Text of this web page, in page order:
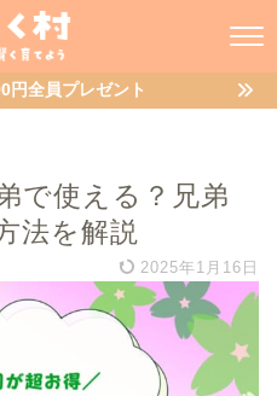
円全員プレゼント
で使える？兄弟
法を解説
2025年1月16日